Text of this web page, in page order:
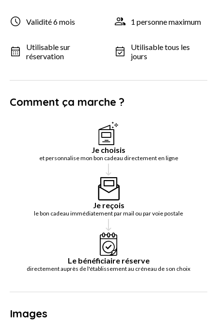
Validité 6 mois 1 personne maximum
Utilisable sur
réservation
Utilisable tous les
jours
Comment ça marche ?
Je choisis
et personnalise mon bon cadeau directement en ligne
Je reçois
le bon cadeau immédiatement par mail ou par voie postale
Le bénéficiaire réserve
directement auprès de l'établissement au créneau de son choix
Images